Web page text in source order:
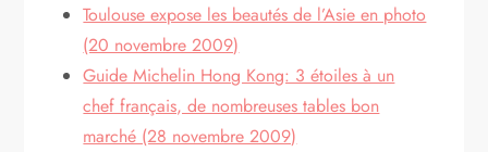
Toulouse expose les beautés de l’Asie en photo
(20 novembre 2009)
Guide Michelin Hong Kong: 3 étoiles à un
chef français, de nombreuses tables bon
marché (28 novembre 2009)